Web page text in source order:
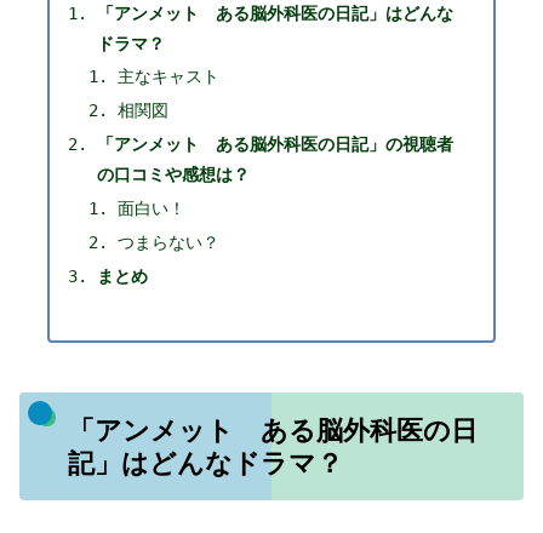
「アンメット ある脳外科医の日記」はどんな
ドラマ？
主なキャスト
相関図
「アンメット ある脳外科医の日記」の視聴者
の口コミや感想は？
面白い！
つまらない？
まとめ
「アンメット ある脳外科医の日
記」はどんなドラマ？